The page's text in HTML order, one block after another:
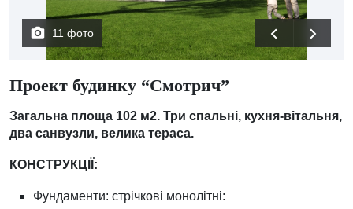
11 фото
Проект будинку “Смотрич”
Загальна площа 102 м2. Три спальні, кухня-вітальня,
два санвузли, велика тераса.
КОНСТРУКЦІЇ:
Фундаменти: стрічкові монолітні: